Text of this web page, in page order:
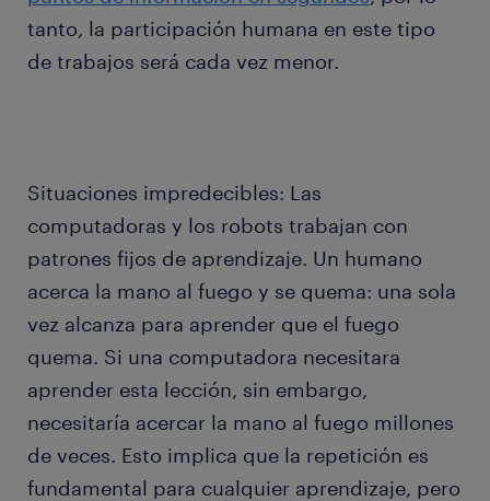
tanto, la participación humana en este tipo
de trabajos será cada vez menor.
Situaciones impredecibles: Las
computadoras y los robots trabajan con
patrones fijos de aprendizaje. Un humano
acerca la mano al fuego y se quema: una sola
vez alcanza para aprender que el fuego
quema. Si una computadora necesitara
aprender esta lección, sin embargo,
necesitaría acercar la mano al fuego millones
de veces. Esto implica que la repetición es
fundamental para cualquier aprendizaje, pero